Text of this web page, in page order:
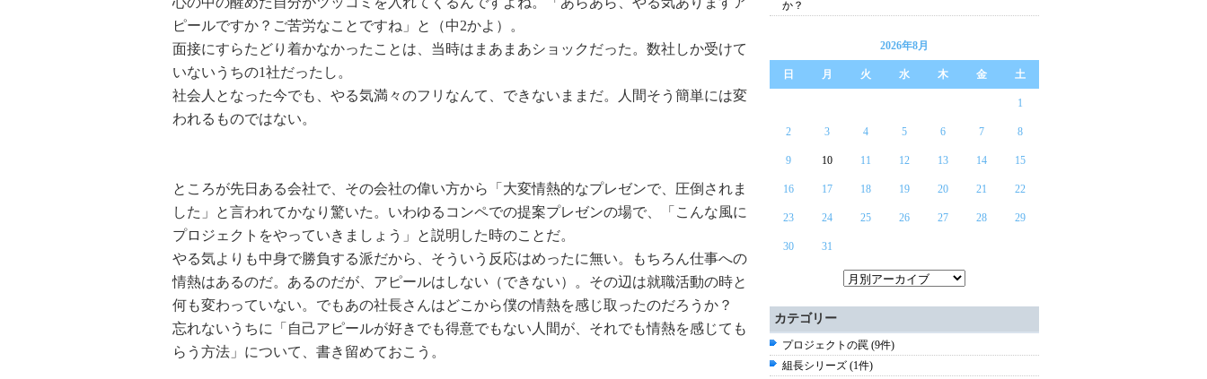
ピールですか？ご苦労なことですね」と（中2かよ）。
面接にすらたどり着かなかったことは、当時はまあまあショックだった。数社しか受けて
いないうちの1社だったし。
社会人となった今でも、やる気満々のフリなんて、できないままだ。人間そう簡単には変
われるものではない。
ところが先日ある会社で、その会社の偉い方から「大変情熱的なプレゼンで、圧倒されま
した」と言われてかなり驚いた。いわゆるコンペでの提案プレゼンの場で、「こんな風に
プロジェクトをやっていきましょう」と説明した時のことだ。
やる気よりも中身で勝負する派だから、そういう反応はめったに無い。もちろん仕事への
情熱はあるのだ。あるのだが、アピールはしない（できない）。その辺は就職活動の時と
何も変わっていない。でもあの社長さんはどこから僕の情熱を感じ取ったのだろうか？
忘れないうちに「自己アピールが好きでも得意でもない人間が、それでも情熱を感じても
らう方法」について、書き留めておこう。
か？
2026年8月
日 月 火 水 木 金 土
1
2 3 4 5 6 7 8
9 10 11 12 13 14 15
16 17 18 19 20 21 22
23 24 25 26 27 28 29
30 31
カテゴリー
プロジェクトの罠 (9件)
組長シリーズ (1件)